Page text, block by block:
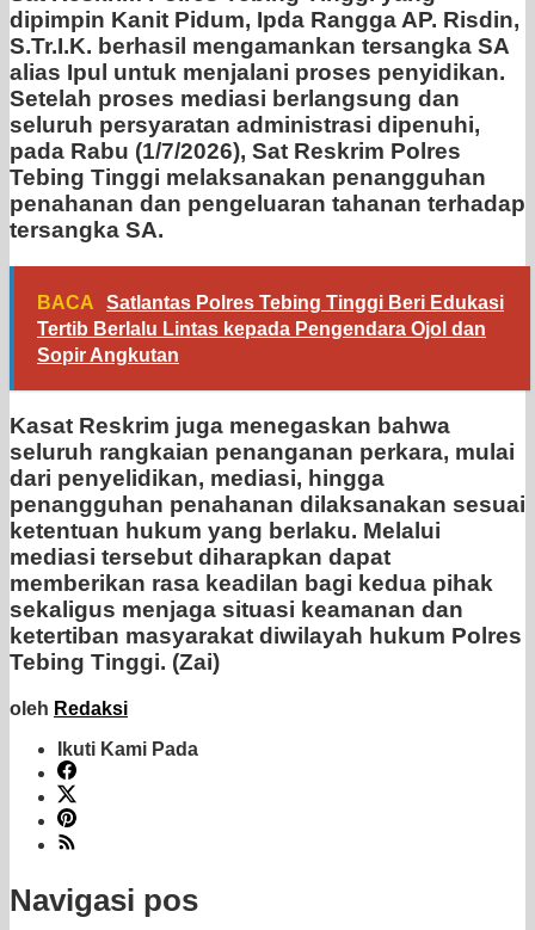
dipimpin Kanit Pidum, Ipda Rangga AP. Risdin,
S.Tr.I.K. berhasil mengamankan tersangka SA
alias Ipul untuk menjalani proses penyidikan.
Setelah proses mediasi berlangsung dan
seluruh persyaratan administrasi dipenuhi,
pada Rabu (1/7/2026), Sat Reskrim Polres
Tebing Tinggi melaksanakan penangguhan
penahanan dan pengeluaran tahanan terhadap
tersangka SA.
BACA
Satlantas Polres Tebing Tinggi Beri Edukasi
Tertib Berlalu Lintas kepada Pengendara Ojol dan
Sopir Angkutan
Kasat Reskrim juga menegaskan bahwa
seluruh rangkaian penanganan perkara, mulai
dari penyelidikan, mediasi, hingga
penangguhan penahanan dilaksanakan sesuai
ketentuan hukum yang berlaku. Melalui
mediasi tersebut diharapkan dapat
memberikan rasa keadilan bagi kedua pihak
sekaligus menjaga situasi keamanan dan
ketertiban masyarakat diwilayah hukum Polres
Tebing Tinggi. (Zai)
oleh Redaksi
Ikuti Kami Pada
Navigasi pos